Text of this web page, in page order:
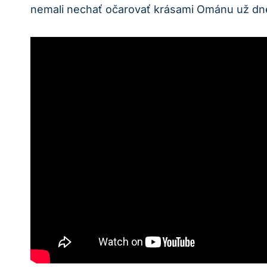
nemali nechať očarovať krásami Ománu už